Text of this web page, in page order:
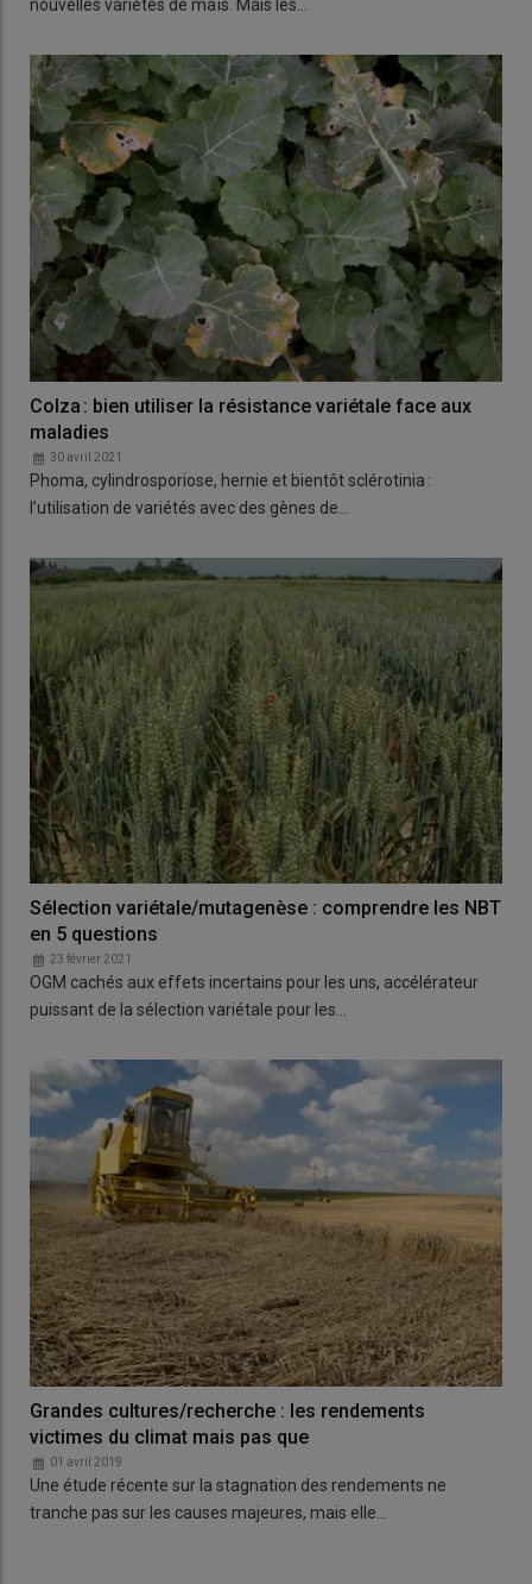
nouvelles variétés de maïs. Mais les…
Colza : bien utiliser la résistance variétale face aux
maladies
30 avril 2021
Phoma, cylindrosporiose, hernie et bientôt sclérotinia :
l’utilisation de variétés avec des gènes de…
Sélection variétale/mutagenèse : comprendre les NBT
en 5 questions
23 février 2021
OGM cachés aux effets incertains pour les uns, accélérateur
puissant de la sélection variétale pour les…
Grandes cultures/recherche : les rendements
victimes du climat mais pas que
01 avril 2019
Une étude récente sur la stagnation des rendements ne
tranche pas sur les causes majeures, mais elle…